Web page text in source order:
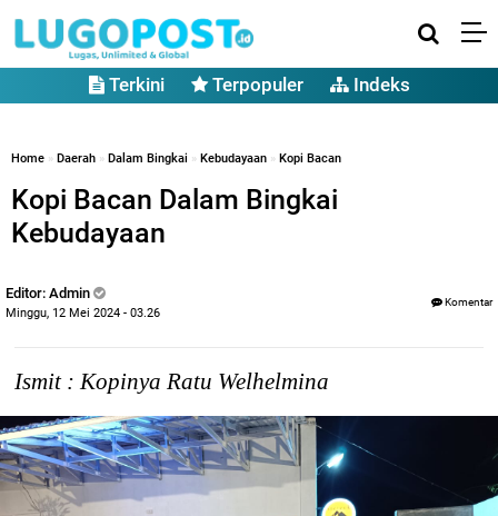
Terkini Terpopuler Indeks
Home » Daerah » Dalam Bingkai » Kebudayaan » Kopi Bacan
Kopi Bacan Dalam Bingkai
Kebudayaan
Editor: Admin
Minggu, 12 Mei 2024 - 03.26
Komentar
Ismit : Kopinya Ratu Welhelmina